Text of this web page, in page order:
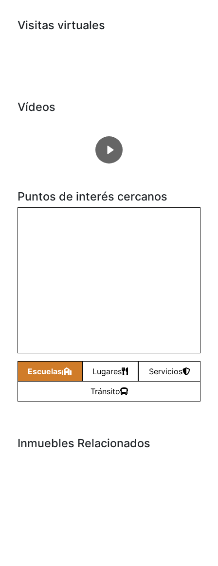
Visitas virtuales
Vídeos
Puntos de interés cercanos
Escuelas Lugares Servicios
Tránsito
Inmuebles Relacionados